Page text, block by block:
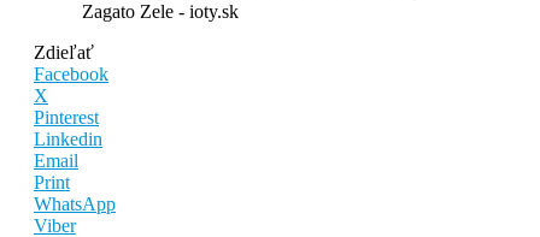
Zagato Zele - ioty.sk
Zdieľať
Facebook
X
Pinterest
Linkedin
Email
Print
WhatsApp
Viber